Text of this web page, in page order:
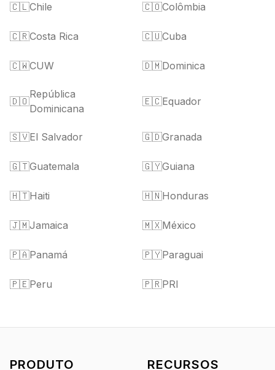
🇨🇱Chile 🇨🇴Colômbia
🇨🇷Costa Rica 🇨🇺Cuba
🇨🇼CUW 🇩🇲Dominica
🇩🇴
República
Dominicana
🇪🇨Equador
🇸🇻El Salvador 🇬🇩Granada
🇬🇹Guatemala 🇬🇾Guiana
🇭🇹Haiti 🇭🇳Honduras
🇯🇲Jamaica 🇲🇽México
🇵🇦Panamá 🇵🇾Paraguai
🇵🇪Peru 🇵🇷PRI
PRODUTO RECURSOS